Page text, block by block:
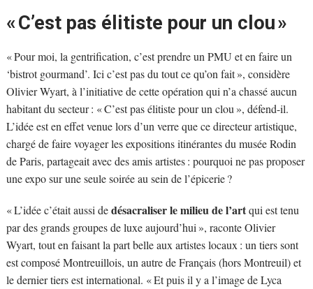
« C’est pas élitiste pour un clou »
« Pour moi, la gentrification, c’est prendre un PMU et en faire un
‘bistrot gourmand’. Ici c’est pas du tout ce qu’on fait », considère
Olivier Wyart, à l’initiative de cette opération qui n’a chassé aucun
habitant du secteur : « C’est pas élitiste pour un clou », défend-il.
L’idée est en effet venue lors d’un verre que ce directeur artistique,
chargé de faire voyager les expositions itinérantes du musée Rodin
de Paris, partageait avec des amis artistes : pourquoi ne pas proposer
une expo sur une seule soirée au sein de l’épicerie ?
« L’idée c’était aussi dedésacraliser le milieu de l’artqui est tenu
par des grands groupes de luxe aujourd’hui », raconte Olivier
Wyart, tout en faisant la part belle aux artistes locaux : un tiers sont
est composé Montreuillois, un autre de Français (hors Montreuil) et
le dernier tiers est international. « Et puis il y a l’image de Lyca